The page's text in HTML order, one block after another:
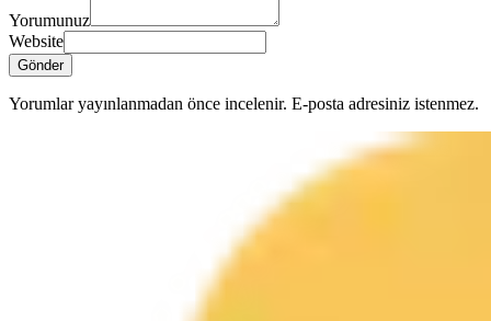
Yorumunuz
Website
Gönder
Yorumlar yayınlanmadan önce incelenir. E-posta adresiniz istenmez.